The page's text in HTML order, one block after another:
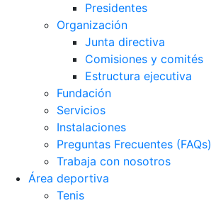
Presidentes
Organización
Junta directiva
Comisiones y comités
Estructura ejecutiva
Fundación
Servicios
Instalaciones
Preguntas Frecuentes (FAQs)
Trabaja con nosotros
Área deportiva
Tenis